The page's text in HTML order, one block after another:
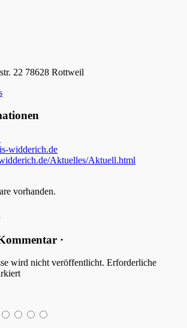
22 78628 Rottweil
widderich.de
Aktuelles/Aktuell.html
vorhanden.
·
wird nicht veröffentlicht. Erforderliche